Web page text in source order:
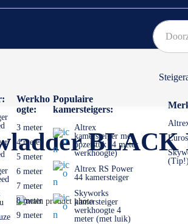
Werkho
ogte:
3 meter
4 meter
5 meter
6 meter
7 meter
8 meter
9 meter
Populaire
kamersteigers:
Altrex
kamersteiger met
opzetstuk (4 meter
werkhoogte)
Altrex RS Power
44 kamersteiger
Skyworks
kamersteiger
werkhoogte 4
meter (met luik)
(Tip!)
BLACK
Ga
naar
Ga